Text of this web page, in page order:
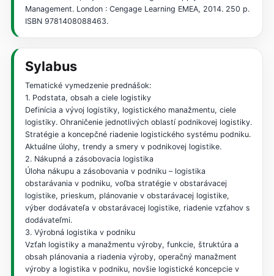
Management. London : Cengage Learning EMEA, 2014. 250 p.
ISBN 9781408088463.
Sylabus
Tematické vymedzenie prednášok:
1. Podstata, obsah a ciele logistiky
Definícia a vývoj logistiky, logistického manažmentu, ciele
logistiky. Ohraničenie jednotlivých oblastí podnikovej logistiky.
Stratégie a koncepčné riadenie logistického systému podniku.
Aktuálne úlohy, trendy a smery v podnikovej logistike.
2. Nákupná a zásobovacia logistika
Úloha nákupu a zásobovania v podniku – logistika
obstarávania v podniku, voľba stratégie v obstarávacej
logistike, prieskum, plánovanie v obstarávacej logistike,
výber dodávateľa v obstarávacej logistike, riadenie vzťahov s
dodávateľmi.
3. Výrobná logistika v podniku
Vzťah logistiky a manažmentu výroby, funkcie, štruktúra a
obsah plánovania a riadenia výroby, operačný manažment
výroby a logistika v podniku, novšie logistické koncepcie v